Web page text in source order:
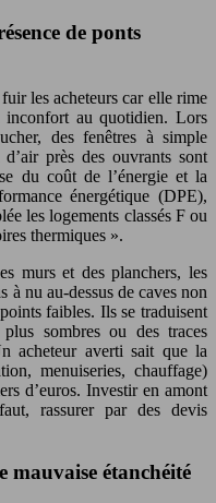
de ponts
les acheteurs car elle rime
inconfort au quotidien. Lors
des fenêtres à simple
près des ouvrants sont
du coût de l’énergie et la
énergétique (DPE),
les logements classés F ou
thermiques ».
murs et des planchers, les
à nu au-dessus de caves non
faibles. Ils se traduisent
sombres ou des traces
acheteur averti sait que la
menuiseries, chauffage)
d’euros. Investir en amont
rassurer par des devis
mauvaise étanchéité